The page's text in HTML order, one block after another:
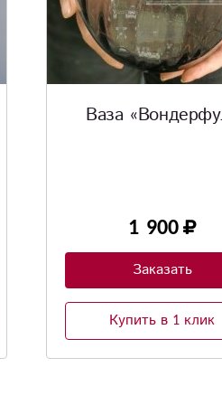
Ваза «Бруни»
1 140
Заказать
Купить в 1 клик